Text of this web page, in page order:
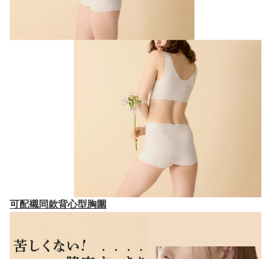
可配襯同款背心型胸圍